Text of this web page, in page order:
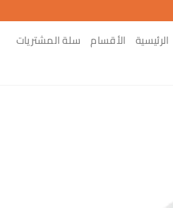
الرئيسية الأقسام سلة المشتريات